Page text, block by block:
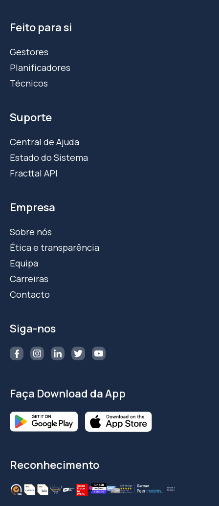
Feito para si
Gestores
Planificadores
Técnicos
Suporte
Central de Ajuda
Estado do Sistema
Fracttal API
Empresa
Sobre nós
Ética e transparência
Equipa
Carreiras
Contacto
Siga-nos
Faça Download da App
Reconhecimento